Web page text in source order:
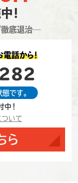
！
徹底退治―
電話から！
です。
！
いて
ら